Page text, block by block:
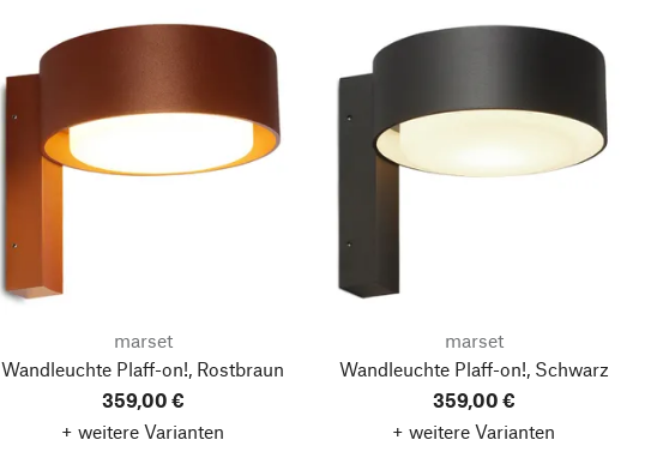
marset
Wandleuchte Plaff-on!, Rostbraun
359,00 €
+ weitere Varianten
marset
Wandleuchte Plaff-on!, Schwarz
359,00 €
+ weitere Varianten